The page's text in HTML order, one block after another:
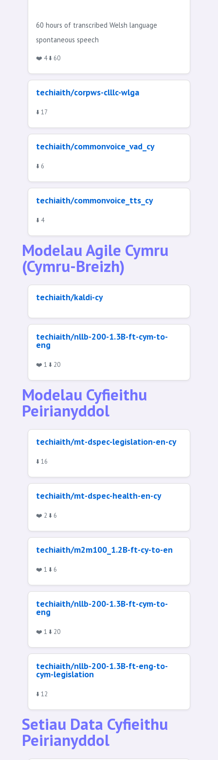
60 hours of transcribed Welsh language
spontaneous speech
❤️ 4 ⬇️ 60
techiaith/corpws-clllc-wlga
⬇️ 17
techiaith/commonvoice_vad_cy
⬇️ 6
techiaith/commonvoice_tts_cy
⬇️ 4
Modelau Agile Cymru
(Cymru-Breizh)
techiaith/kaldi-cy
techiaith/nllb-200-1.3B-ft-cym-to-
eng
❤️ 1 ⬇️ 20
Modelau Cyfieithu
Peirianyddol
techiaith/mt-dspec-legislation-en-cy
⬇️ 16
techiaith/mt-dspec-health-en-cy
❤️ 2 ⬇️ 6
techiaith/m2m100_1.2B-ft-cy-to-en
❤️ 1 ⬇️ 6
techiaith/nllb-200-1.3B-ft-cym-to-
eng
❤️ 1 ⬇️ 20
techiaith/nllb-200-1.3B-ft-eng-to-
cym-legislation
⬇️ 12
Setiau Data Cyfieithu
Peirianyddol